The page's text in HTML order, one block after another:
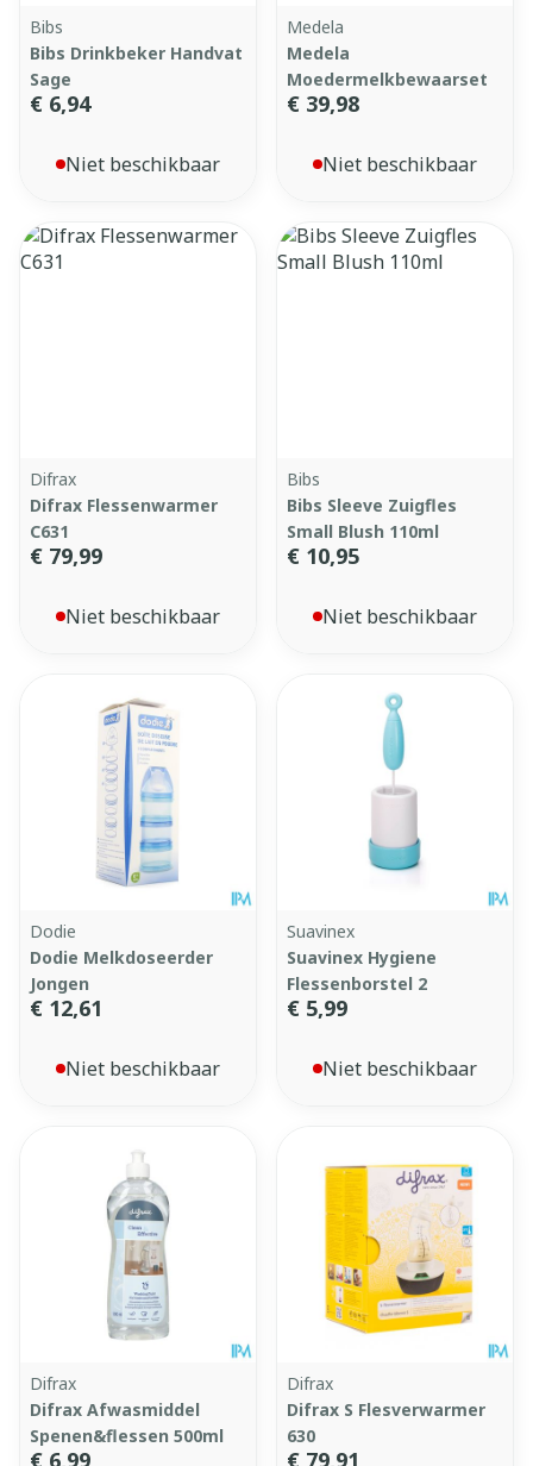
Bibs
Bibs Drinkbeker Handvat
Sage
€ 6,94
Niet beschikbaar
Medela
Medela
Moedermelkbewaarset
€ 39,98
Niet beschikbaar
Difrax
Difrax Flessenwarmer
C631
€ 79,99
Niet beschikbaar
Bibs
Bibs Sleeve Zuigfles
Small Blush 110ml
€ 10,95
Niet beschikbaar
Dodie
Dodie Melkdoseerder
Jongen
€ 12,61
Niet beschikbaar
Suavinex
Suavinex Hygiene
Flessenborstel 2
€ 5,99
Niet beschikbaar
Difrax
Difrax Afwasmiddel
Spenen&flessen 500ml
€ 6,99
Difrax
Difrax S Flesverwarmer
630
€ 79,91